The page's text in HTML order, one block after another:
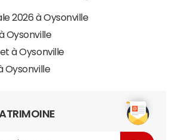
2026 à Oysonville
Oysonville
à Oysonville
Oysonville